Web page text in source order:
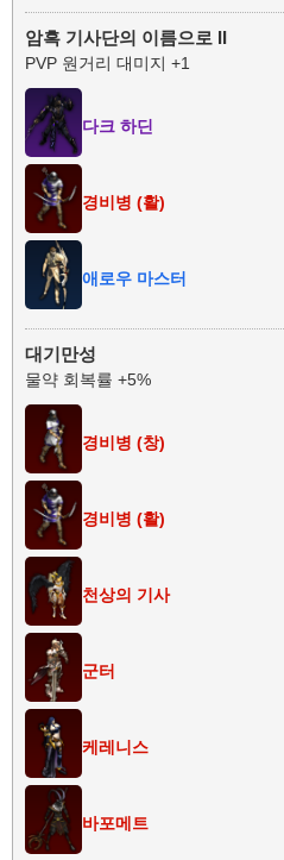
암흑 기사단의 이름으로 II
PVP 원거리 대미지 +1
다크 하딘
경비병 (활)
애로우 마스터
대기만성
물약 회복률 +5%
경비병 (창)
경비병 (활)
천상의 기사
군터
케레니스
바포메트